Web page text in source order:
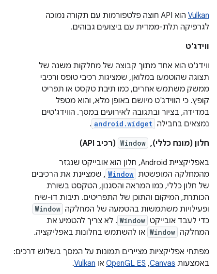
Vulkan
הוא API חוצה פלטפורמות עם תקורה נמוכה
לגרפיקה תלת-ממדית עם ביצועים גבוהים.
ווידג'ט
ווידג'ט הוא אחד מתוך קבוצה של מחלקות משנה של
תצוגה שהוטמעו במלואן, שמציגות רכיבי טופס ורכיבי
ממשק משתמש אחרים, כמו תיבת טקסט או תפריט
קופץ. כי הווידג'ט מיושם באופן מלא, והוא מטפל
במדידה, בציור ובתגובה לאירועים במסך. הווידג'טים
נמצאים בחבילה android.widget
.
חלון (מונח כללי), Window (רכיב API)
באפליקציית Android, חלון הוא אובייקט שנגזר
מהמחלקה המופשטת Window , שמציינת את הרכיבים
של חלון כללי, כמו המראה והסגנון, הטקסט בשורת
הכותרת, המיקום והתוכן של התפריטים. תיבות דו-שיח
ופעילויות משתמשות בהטמעה של המחלקה Window
כדי לעבד אובייקט Window . לא צריך להטמיע את
המחלקה Window או להשתמש בחלונות באפליקציה.
מפתחי אפליקציות מציירים תמונות על המסך בשלוש דרכים:
באמצעות Canvas
,‏
OpenGL ES או Vulkan
.